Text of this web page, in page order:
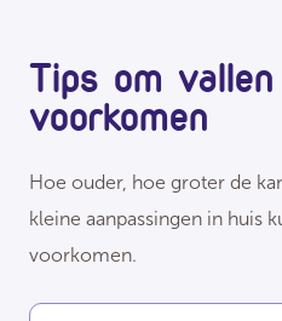
Tips om
voorkomen
Hoe ouder, hoe groter de
kleine aanpassingen in huis
voorkomen.